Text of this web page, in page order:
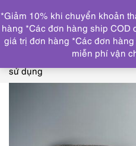
Trang chủ THƯƠNG HIỆU
dài nữ-PRADA Taurillon
sử dụng
*Giảm 10% khi chuyển khoản
hàng *Các đơn hàng ship COD
giá trị đơn hàng *Các đơn
miễn phí vận